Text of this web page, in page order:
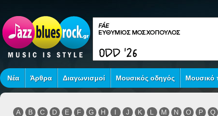
Νέα Άρθρα Διαγωνισμοί Μουσικός οδηγός Μουσικό
A B C D E F G H I J K L M N O P
Q